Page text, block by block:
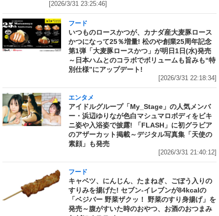
[2026/3/31 23:25:46]
フード
いつものロースかつが、カナダ産大麦豚ロース
かつになって25％増量! 松のや創業25周年記念
第1弾「大麦豚ロースかつ」が明日1日(水)発売
～日本ハムとのコラボでボリュームも旨みも“特
別仕様”にアップデート!
[2026/3/31 22:18:34]
エンタメ
アイドルグループ「My_Stage」の人気メンバ
ー・浜辺ゆりなが色白マシュマロボディをビキ
ニ姿や入浴姿で披露! 「FLASH」に初グラビア
のアザーカット掲載～デジタル写真集「天使の
素顔」も発売
[2026/3/31 21:40:12]
フード
キャベツ、にんじん、たまねぎ、ごぼう入りの
すりみを揚げた! セブン‐イレブンが84kcalの
「ベジバー 野菜ザクッ！ 野菜のすり身揚げ」を
発売～腹がすいた時のおやつ、お酒のおつまみ